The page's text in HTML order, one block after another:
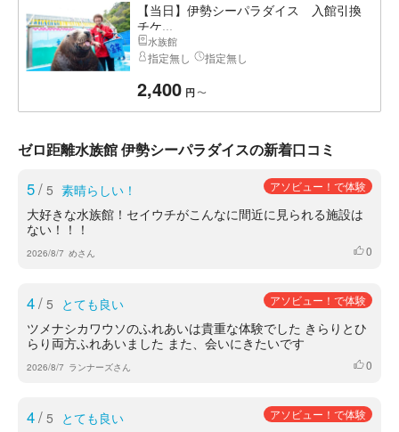
【当日】伊勢シーパラダイス 入館引換
チケ...
水族館
指定無し 指定無し
2,400 円 〜
ゼロ距離水族館 伊勢シーパラダイスの新着口コミ
5/ 5 素晴らしい！ アソビュー！で体験
大好きな水族館！セイウチがこんなに間近に見られる施設は
ない！！！
2026/8/7 めさん いいね
0
4/ 5 とても良い アソビュー！で体験
ツメナシカワウソのふれあいは貴重な体験でした きらりとひ
らり両方ふれあいました また、会いにきたいです
2026/8/7 ランナーズさん いいね
0
4/ 5 とても良い アソビュー！で体験